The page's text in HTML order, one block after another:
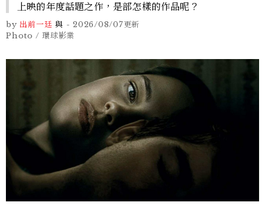
上映的年度話題之作，是部怎樣的作品呢？
by 出前一廷 與 - 2026/08/07更新
Photo / 環球影業